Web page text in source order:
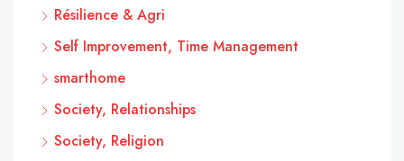
Résilience & Agri
Self Improvement, Time Management
smarthome
Society, Relationships
Society, Religion